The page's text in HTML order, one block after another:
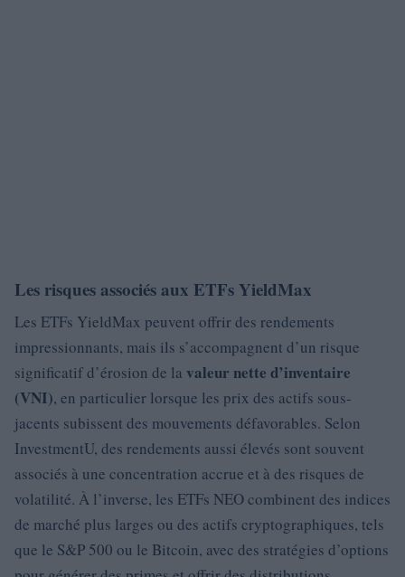
Les risques associés aux ETFs YieldMax
Les ETFs YieldMax peuvent offrir des rendements
impressionnants, mais ils s’accompagnent d’un risque
significatif d’érosion de la valeur nette d’inventaire
(VNI), en particulier lorsque les prix des actifs sous-
jacents subissent des mouvements défavorables. Selon
InvestmentU, des rendements aussi élevés sont souvent
associés à une concentration accrue et à des risques de
volatilité. À l’inverse, les ETFs NEO combinent des indices
de marché plus larges ou des actifs cryptographiques, tels
que le S&P 500 ou le Bitcoin, avec des stratégies d’options